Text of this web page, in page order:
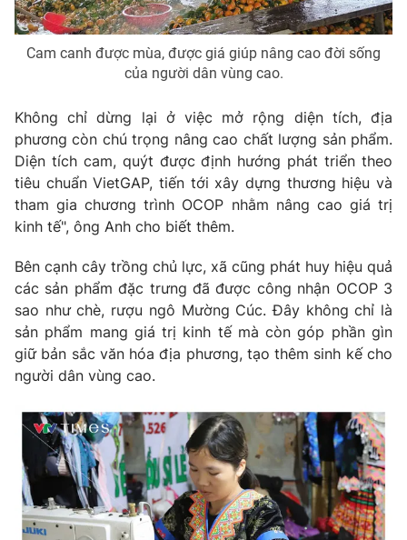
Cam canh được mùa, được giá giúp nâng cao đời sống
của người dân vùng cao.
Không chỉ dừng lại ở việc mở rộng diện tích, địa
phương còn chú trọng nâng cao chất lượng sản phẩm.
Diện tích cam, quýt được định hướng phát triển theo
tiêu chuẩn VietGAP, tiến tới xây dựng thương hiệu và
tham gia chương trình OCOP nhằm nâng cao giá trị
kinh tế", ông Anh cho biết thêm.
Bên cạnh cây trồng chủ lực, xã cũng phát huy hiệu quả
các sản phẩm đặc trưng đã được công nhận OCOP 3
sao như chè, rượu ngô Mường Cúc. Đây không chỉ là
sản phẩm mang giá trị kinh tế mà còn góp phần gìn
giữ bản sắc văn hóa địa phương, tạo thêm sinh kế cho
người dân vùng cao.